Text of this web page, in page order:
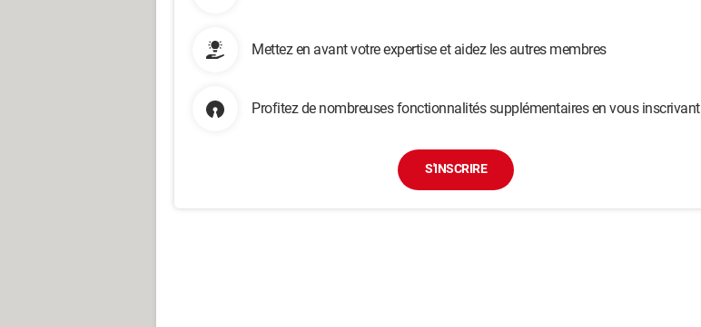
Mettez en avant votre expertise et aidez les autres membres
Profitez de nombreuses fonctionnalités supplémentaires en vous inscrivant
S'INSCRIRE